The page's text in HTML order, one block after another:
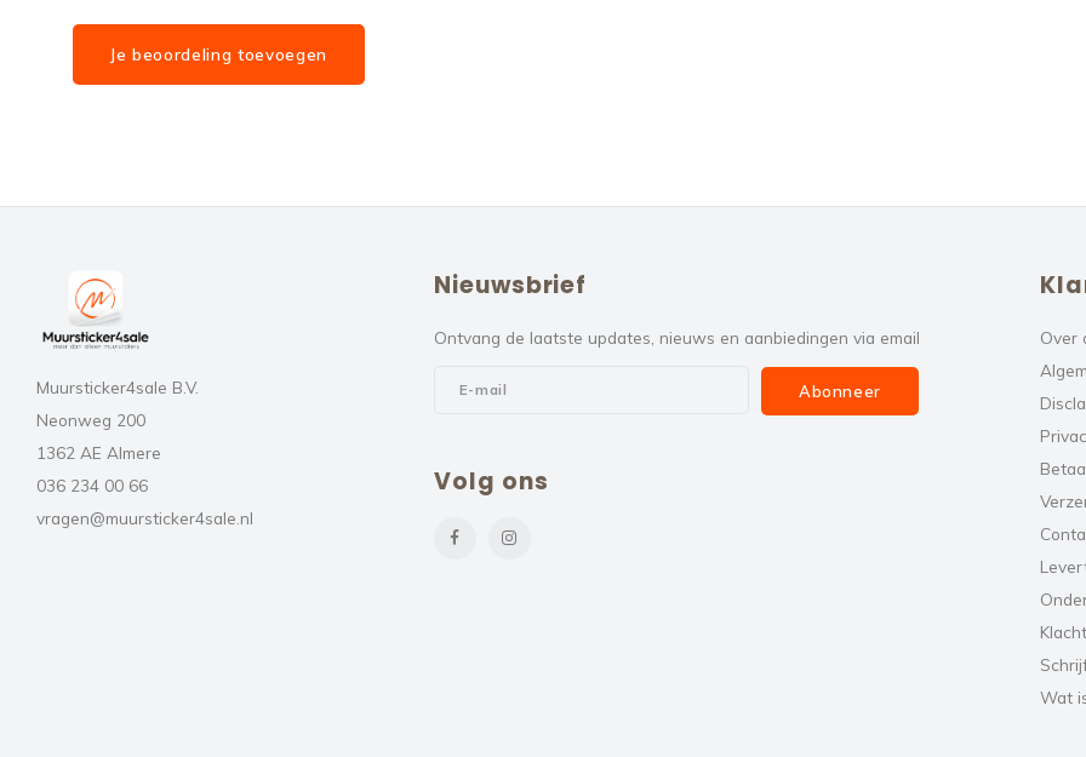
Je beoordeling toevoegen
Muursticker4sale B.V.
Neonweg 200
1362 AE Almere
036 234 00 66
vragen@muursticker4sale.nl
Nieuwsbrief
Ontvang de laatste updates, nieuws en aanbiedingen via email
Abonneer
Volg ons
Over
Wat